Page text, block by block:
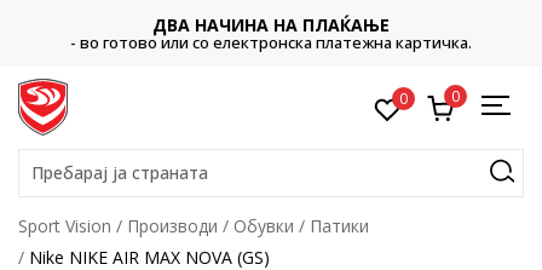
ДВА НАЧИНА НА ПЛАЌАЊЕ
- во готово или со електронска платежна картичка.
0 0
Пребарај ја страната
Sport Vision Производи Обувки
Патики
Nike NIKE AIR MAX NOVA (GS)